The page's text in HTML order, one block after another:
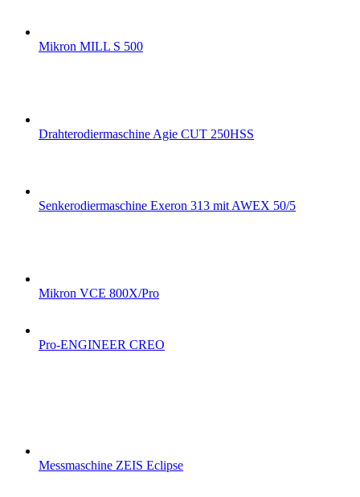
Mikron MILL S 500
Drahterodiermaschine Agie CUT 250HSS
Senkerodiermaschine Exeron 313 mit AWEX 50/5
Mikron VCE 800X/Pro
Pro-ENGINEER CREO
Messmaschine ZEIS Eclipse